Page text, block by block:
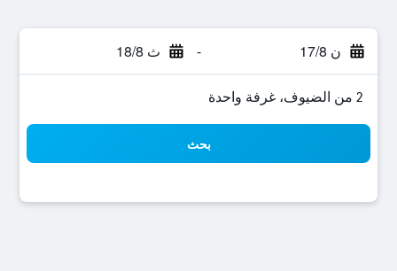
ن 17/8 - ث 18/8
2 من الضيوف، غرفة واحدة
بحث